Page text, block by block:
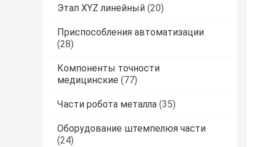
Этап XYZ линейный (20)
Приспособления автоматизации
(28)
Компоненты точности
медицинские (77)
Части робота металла (35)
Оборудование штемпелюя части
(24)